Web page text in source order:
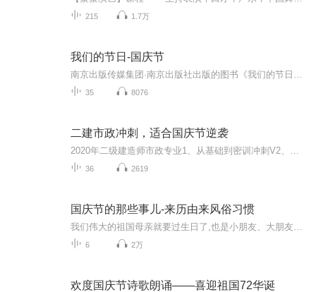
215 1.7万
我们的节日-国庆节
35 8076
二建市政冲刺，适合国庆节逆袭
36 2619
国庆节的那些事儿-来历由来风俗习惯
6 2万
欢度国庆节诗歌朗诵——喜迎祖国72华诞